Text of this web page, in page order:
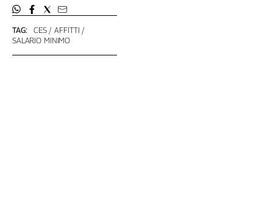
TAG: CES
AFFITTI
SALARIO MINIMO